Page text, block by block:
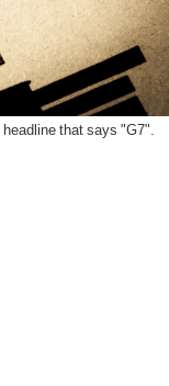
that says "G7".